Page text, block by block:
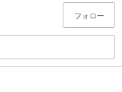
フォロー